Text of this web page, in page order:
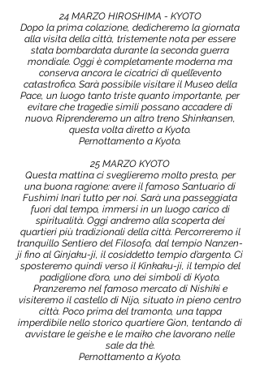
24 MARZO HIROSHIMA - KYOTO
Dopo la prima colazione, dedicheremo la giornata
alla visita della città, tristemente nota per essere
stata bombardata durante la seconda guerra
mondiale. Oggi è completamente moderna ma
conserva ancora le cicatrici di quell’evento
catastrofico. Sarà possibile visitare il Museo della
Pace, un luogo tanto triste quanto importante, per
evitare che tragedie simili possano accadere di
nuovo. Riprenderemo un altro treno Shinkansen,
questa volta diretto a Kyoto.
Pernottamento a Kyoto.
25 MARZO KYOTO
Questa mattina ci sveglieremo molto presto, per
una buona ragione: avere il famoso Santuario di
Fushimi Inari tutto per noi. Sarà una passeggiata
fuori dal tempo, immersi in un luogo carico di
spiritualità. Oggi andremo alla scoperta dei
quartieri più tradizionali della città. Percorreremo il
tranquillo Sentiero del Filosofo, dal tempio Nanzen-
ji fino al Ginjaku-ji, il cosiddetto tempio d’argento. Ci
sposteremo quindi verso il Kinkaku-ji, il tempio del
padiglione d’oro, uno dei simboli di Kyoto.
Pranzeremo nel famoso mercato di Nishiki e
visiteremo il castello di Nijo, situato in pieno centro
città. Poco prima del tramonto, una tappa
imperdibile nello storico quartiere Gion, tentando di
avvistare le geishe e le maiko che lavorano nelle
sale da thè.
Pernottamento a Kyoto.